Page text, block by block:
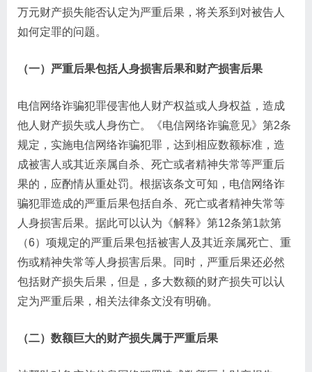
万元财产损失能否认定为严重后果，将关系到对被告人
如何定罪的问题。
（一）严重后果包括人身损害后果和财产损害后果
电信网络诈骗犯罪侵害他人财产权益或人身权益，造成
他人财产损失或人身伤亡。《电信网络诈骗意见》第2条
规定，实施电信网络诈骗犯罪，达到相应数额标准，造
成被害人或其近亲属自杀、死亡或者精神失常等严重后
果的，应酌情从重处罚。根据该条文可知，电信网络诈
骗犯罪造成的严重后果包括自杀、死亡或者精神失常等
人身损害后果。据此可以认为《解释》第12条第1款第
（6）项规定的严重后果包括被害人及其近亲属死亡、重
伤或精神失常等人身损害后果。同时，严重后果还必然
包括财产损失后果，但是，多大数额的财产损失可以认
定为严重后果，相关法律条文没有明确。
（二）数额巨大的财产损失属于严重后果